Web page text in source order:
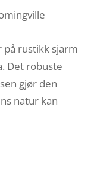
på rustikk sjarm
Det robuste
gjør den
natur kan